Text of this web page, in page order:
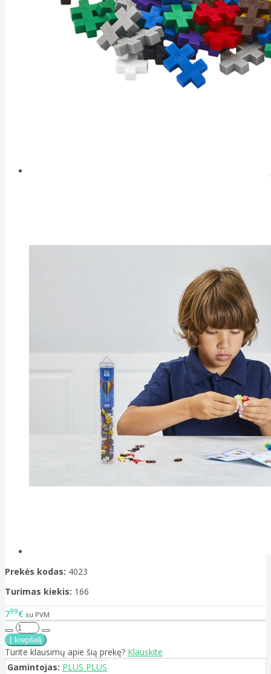
Prekės kodas: 4023
Turimas kiekis: 166
799€ su PVM
Turite klausimų apie šią prekę? Klauskite
Gamintojas: PLUS PLUS